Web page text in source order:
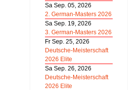
Sa Sep. 05, 2026
2. German-Masters 2026
Sa Sep. 19, 2026
3. German-Masters 2026
Fr Sep. 25, 2026
Deutsche-Meisterschaft
2026 Elite
Sa Sep. 26, 2026
Deutsche-Meisterschaft
2026 Elite